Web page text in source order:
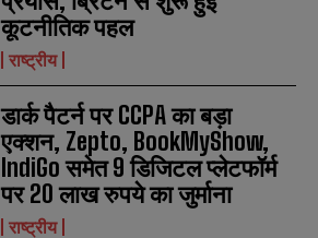
कूटनीतिक पहल
राष्ट्रीय
डार्क पैटर्न पर CCPA का बड़ा
एक्शन, Zepto, BookMyShow,
IndiGo समेत 9 डिजिटल प्लेटफॉर्म
पर 20 लाख रुपये का जुर्माना
राष्ट्रीय